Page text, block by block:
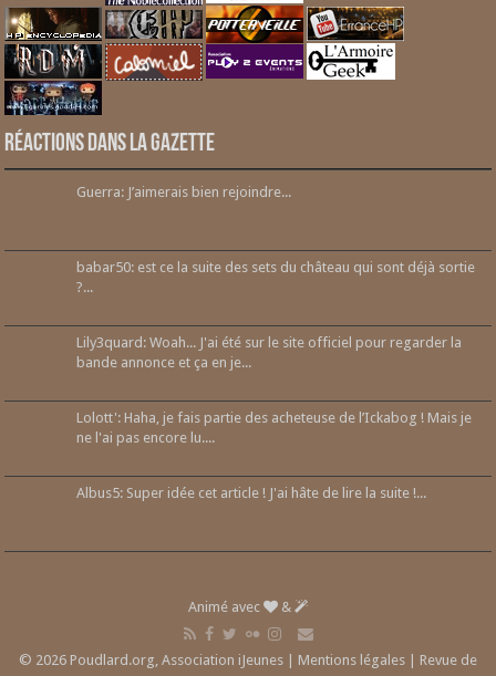
Réactions dans la gazette
Guerra: J’aimerais bien rejoindre...
babar50: est ce la suite des sets du château qui sont déjà sortie
?...
Lily3quard: Woah... J'ai été sur le site officiel pour regarder la
bande annonce et ça en je...
Lolott': Haha, je fais partie des acheteuse de l’Ickabog ! Mais je
ne l'ai pas encore lu....
Albus5: Super idée cet article ! J'ai hâte de lire la suite !...
Animé avec &
© 2026 Poudlard.org, Association iJeunes | Mentions légales | Revue de